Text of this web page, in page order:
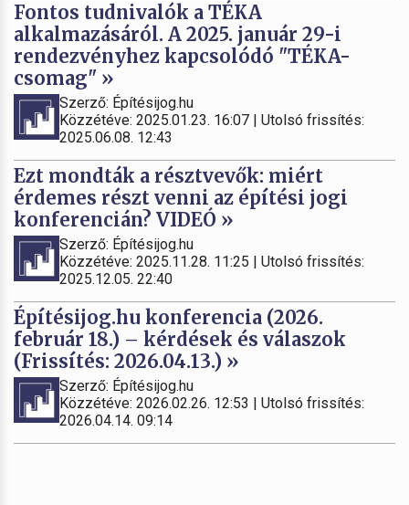
Fontos tudnivalók a TÉKA
alkalmazásáról. A 2025. január 29-i
rendezvényhez kapcsolódó "TÉKA-
csomag" »
Szerző: Építésijog.hu
Közzétéve: 2025.01.23. 16:07 | Utolsó frissítés:
2025.06.08. 12:43
Ezt mondták a résztvevők: miért
érdemes részt venni az építési jogi
konferencián? VIDEÓ »
Szerző: Építésijog.hu
Közzétéve: 2025.11.28. 11:25 | Utolsó frissítés:
2025.12.05. 22:40
Építésijog.hu konferencia (2026.
február 18.) – kérdések és válaszok
(Frissítés: 2026.04.13.) »
Szerző: Építésijog.hu
Közzétéve: 2026.02.26. 12:53 | Utolsó frissítés:
2026.04.14. 09:14